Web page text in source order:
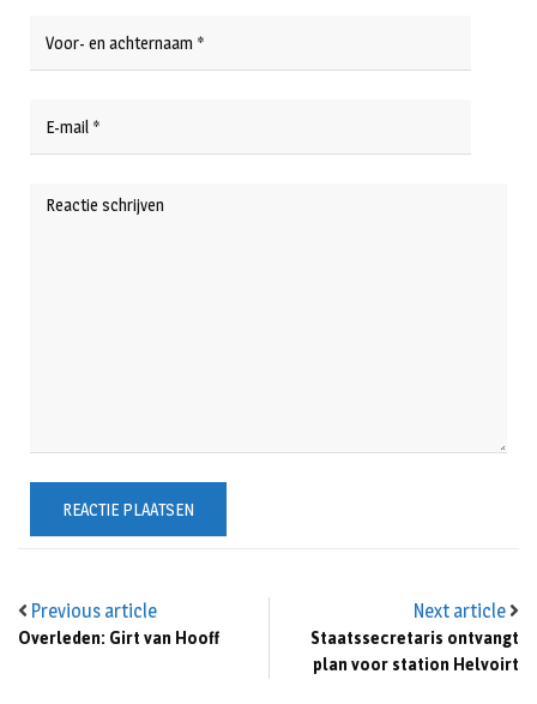
Previous article
Overleden: Girt van Hooff
Next article
Staatssecretaris ontvangt
plan voor station Helvoirt